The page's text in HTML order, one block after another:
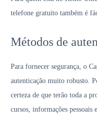
telefone gratuito também é
Métodos de
Para fornecer segurança, o
autenticação muito robusto.
certeza de que terão toda a
cursos, informações pessoais